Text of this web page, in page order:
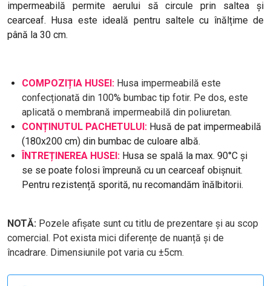
impermeabilă permite aerului să circule prin saltea și
cearceaf. Husa este ideală pentru saltele cu înălțime de
până la 30 cm.
COMPOZIȚIA HUSEI: Husa impermeabilă este
confecționată din 100% bumbac tip fotir. Pe dos, este
aplicată o membrană impermeabilă din poliuretan.
CONȚINUTUL PACHETULUI: Husă de pat impermeabilă
(180x200 cm) din bumbac de culoare albă.
ÎNTREȚINEREA HUSEI: Husa se spală la max. 90°C și
se se poate folosi împreună cu un cearceaf obișnuit.
Pentru rezistență sporită, nu recomandăm înălbitorii.
NOTĂ: Pozele afișate sunt cu titlu de prezentare și au scop
comercial. Pot exista mici diferențe de nuanță și de
încadrare. Dimensiunile pot varia cu ±5cm.